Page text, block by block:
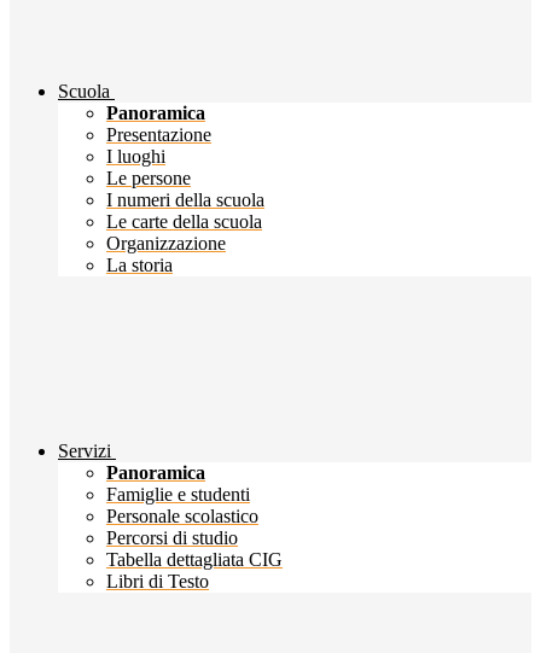
Scuola
Panoramica
Presentazione
I luoghi
Le persone
I numeri della scuola
Le carte della scuola
Organizzazione
La storia
Servizi
Panoramica
Famiglie e studenti
Personale scolastico
Percorsi di studio
Tabella dettagliata CIG
Libri di Testo